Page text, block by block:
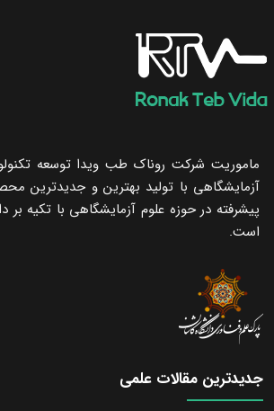
ماموریت شرکت روناک طب ویدا توسعه
آزمایشگاهی با تولید بهترین و جدیدترین
پیشرفته در حوزه علوم آزمایشگاهی با تکیه
است.
جدیدترین مقالات علمی